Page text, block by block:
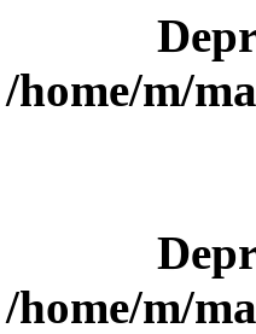
/home/m/
/home/m/